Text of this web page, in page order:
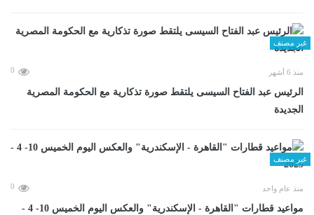
غير مصنف
منذ 6 أشهر 0
الرئيس عبد الفتاح السيسى يلتقط صورة تذكارية مع الحكومة المصرية
الجديدة
غير مصنف
منذ عام واحد 0
مواعيد قطارات "القاهرة - الإسكندرية" والعكس اليوم الخميس 10- 4 -